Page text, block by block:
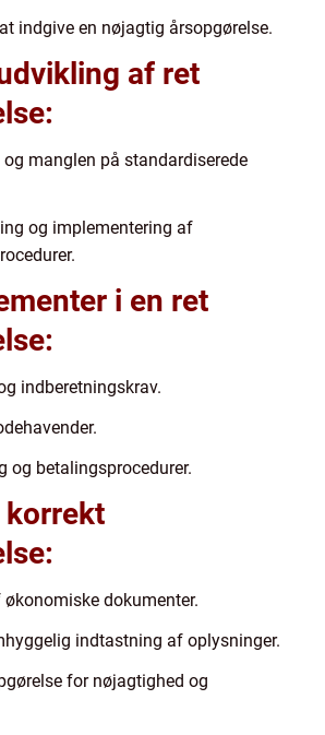
indgive en nøjagtig årsopgørelse.
af ret
manglen på standardiserede
og implementering af
i en ret
indberetningskrav.
og betalingsprocedurer.
korrekt
dokumenter.
indtastning af oplysninger.
for nøjagtighed og